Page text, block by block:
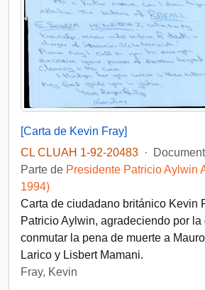
[Carta de Kevin Fray]
CL CLUAH 1-92-20483 ·
Parte de Presidente Patricio Aylwin
1994)
Carta de ciudadano británico Kevin
Patricio Aylwin, agradeciendo por
conmutar la pena de muerte a
Larico y Lisbert Mamani.
Fray, Kevin